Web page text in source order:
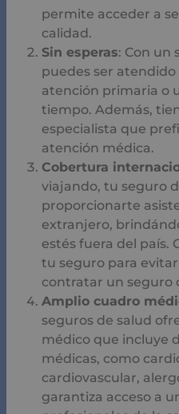
permite acceder a
calidad.
Sin esperas: Con un
puedes ser
atención primaria o
tiempo. Además,
especialista que
atención médica.
Cobertura
viajando, tu seguro
proporcionarte
extranjero,
estés fuera del país.
tu seguro para
contratar un seguro
Amplio cuadro
seguros de salud
médico que incluye
médicas, como
cardiovascular,
garantiza acceso a